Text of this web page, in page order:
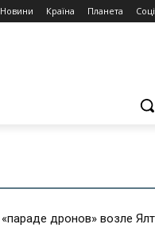
Новини Країна Планета
дронов» возле